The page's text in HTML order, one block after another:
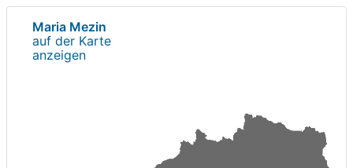
Maria Mezin
auf der Karte
anzeigen